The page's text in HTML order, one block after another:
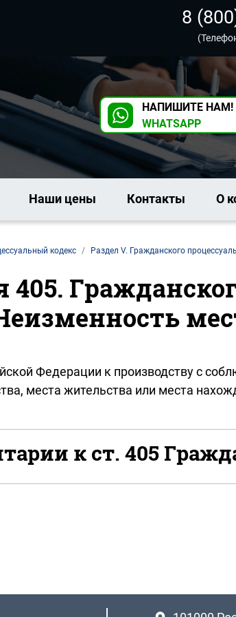
8
НАПИШИТЕ НАМ!
WHATSAPP
Наши цены Контакты О
кодекс Раздел V. Гражданского
405.
Федерации к производству с
места жительства или места
к ст. 405